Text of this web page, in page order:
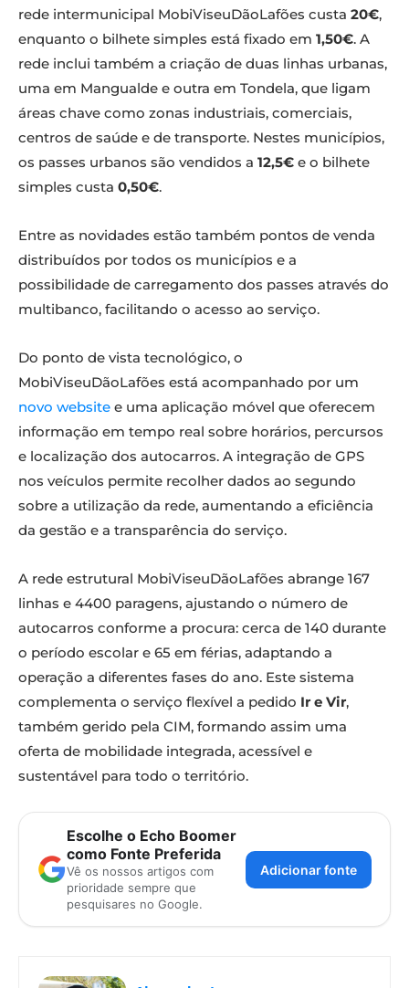
rede intermunicipal MobiViseuDãoLafões custa 20€,
enquanto o bilhete simples está fixado em 1,50€. A
rede inclui também a criação de duas linhas urbanas,
uma em Mangualde e outra em Tondela, que ligam
áreas chave como zonas industriais, comerciais,
centros de saúde e de transporte. Nestes municípios,
os passes urbanos são vendidos a 12,5€ e o bilhete
simples custa 0,50€.
Entre as novidades estão também pontos de venda
distribuídos por todos os municípios e a
possibilidade de carregamento dos passes através do
multibanco, facilitando o acesso ao serviço.
Do ponto de vista tecnológico, o
MobiViseuDãoLafões está acompanhado por um
novo website e uma aplicação móvel que oferecem
informação em tempo real sobre horários, percursos
e localização dos autocarros. A integração de GPS
nos veículos permite recolher dados ao segundo
sobre a utilização da rede, aumentando a eficiência
da gestão e a transparência do serviço.
A rede estrutural MobiViseuDãoLafões abrange 167
linhas e 4400 paragens, ajustando o número de
autocarros conforme a procura: cerca de 140 durante
o período escolar e 65 em férias, adaptando a
operação a diferentes fases do ano. Este sistema
complementa o serviço flexível a pedido Ir e Vir,
também gerido pela CIM, formando assim uma
oferta de mobilidade integrada, acessível e
sustentável para todo o território.
Escolhe o Echo Boomer
como Fonte Preferida
Vê os nossos artigos com
prioridade sempre que
pesquisares no Google.
Adicionar fonte